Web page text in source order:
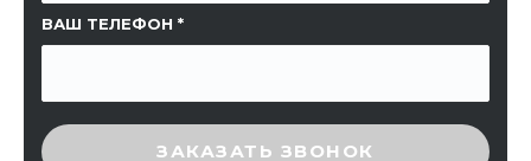
ВАШ ТЕЛЕФОН
ВВЕДИТЕ ПРОВЕРОЧНЫЙ КОД
ЗАКАЗАТЬ ЗВОНОК